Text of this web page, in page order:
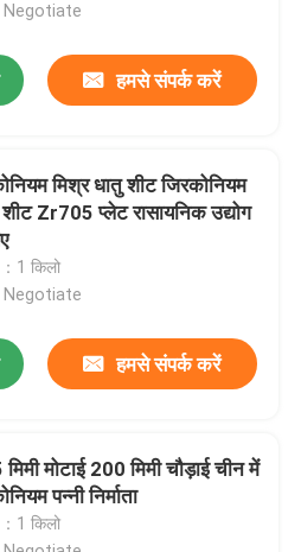
Negotiate
हमसे संपर्क करें
मिश्र धातु शीट जिरकोनियम
Zr705 प्लेट रासायनिक उद्योग
1 किलो
Negotiate
हमसे संपर्क करें
मोटाई 200 मिमी चौड़ाई चीन में
पन्नी निर्माता
1 किलो